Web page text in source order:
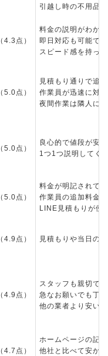
引越し時の不用品
（4.3点）
料金の説明がわか
即日対応も可能で
スピード感を持っ
（5.0点）
見積もり通りで追
作業員が迅速に対
夜間作業は隣人に
（5.0点）
良心的で値段が安い
1つ1つ説明してく
（5.0点）
料金が明記されて
作業員の追加料金
LINE見積もりが便
（4.9点） 見積もりや当日の
（4.9点）
スタッフも親切で
急なお願いでも丁
他の業者より安い
（4.7点）
ホームページの記
他社と比べて安か